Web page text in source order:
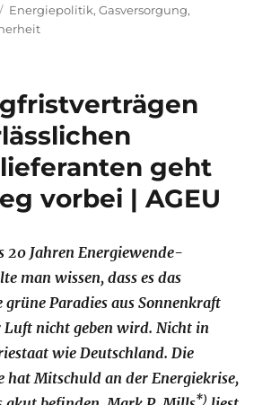
am
Schlagwörter
Energiepolitik,Gasversorgung,
geht
vorbei | AGEU
20 Jahren Energiewende-
man wissen, dass es das
Paradies aus Sonnenkraft
Luft nicht geben wird. Nicht in
wie Deutschland. Die
hat Mitschuld an der Energiekrise,
*)